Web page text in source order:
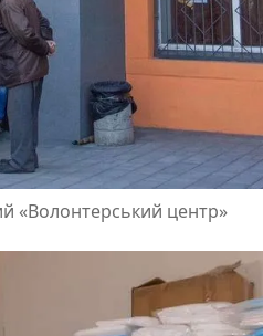
«Волонтерський центр»